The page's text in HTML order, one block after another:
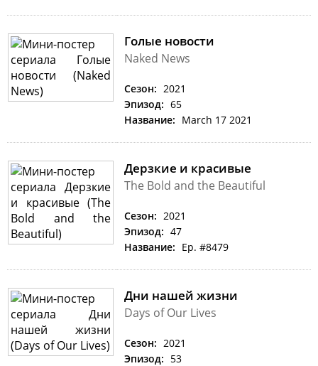
Голые новости
Naked News
Сезон: 2021
Эпизод: 65
Название: March 17 2021
Дерзкие и красивые
The Bold and the Beautiful
Сезон: 2021
Эпизод: 47
Название: Ep. #8479
Дни нашей жизни
Days of Our Lives
Сезон: 2021
Эпизод: 53